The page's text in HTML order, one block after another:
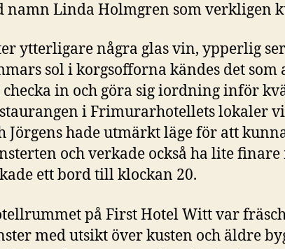
namn Linda Holmgren som verkligen
ytterligare några glas vin, ypperlig
sol i korgsofforna kändes det som
checka in och göra sig iordning inför
i Frimurarhotellets lokaler
Jörgens hade utmärkt läge för att
och verkade också ha lite finare
ett bord till klockan 20.
på First Hotel Witt var
med utsikt över kusten och äldre